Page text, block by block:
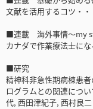
文献を活用するコツ・
■連載 海外事情～my
カナダで作業療法士に
■研究
精神科非急性期病棟患
ログラムとの関連につ
代, 西田津紀子, 西村良二